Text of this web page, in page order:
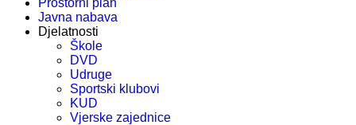
Prostorni plan
Javna nabava
Djelatnosti
Škole
DVD
Udruge
Sportski klubovi
KUD
Vjerske zajednice